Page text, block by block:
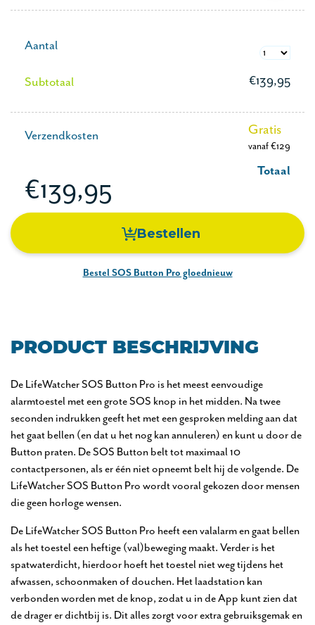
Aantal
Subtotaal €139,95
Verzendkosten Gratis
vanaf €129
Totaal
€139,95
Bestellen
Bestel SOS Button Pro gloednieuw
PRODUCT BESCHRIJVING
De LifeWatcher SOS Button Pro is het meest eenvoudige
alarmtoestel met een grote SOS knop in het midden. Na twee
seconden indrukken geeft het met een gesproken melding aan dat
het gaat bellen (en dat u het nog kan annuleren) en kunt u door de
Button praten. De SOS Button belt tot maximaal 10
contactpersonen, als er één niet opneemt belt hij de volgende. De
LifeWatcher SOS Button Pro wordt vooral gekozen door mensen
die geen horloge wensen.
De LifeWatcher SOS Button Pro heeft een valalarm en gaat bellen
als het toestel een heftige (val)beweging maakt. Verder is het
spatwaterdicht, hierdoor hoeft het toestel niet weg tijdens het
afwassen, schoonmaken of douchen. Het laadstation kan
verbonden worden met de knop, zodat u in de App kunt zien dat
de drager er dichtbij is. Dit alles zorgt voor extra gebruiksgemak en